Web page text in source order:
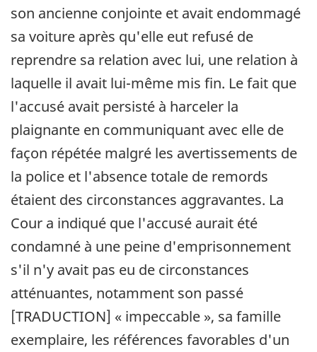
son ancienne conjointe et avait endommagé
sa voiture après qu'elle eut refusé de
reprendre sa relation avec lui, une relation à
laquelle il avait lui-même mis fin. Le fait que
l'accusé avait persisté à harceler la
plaignante en communiquant avec elle de
façon répétée malgré les avertissements de
la police et l'absence totale de remords
étaient des circonstances aggravantes. La
Cour a indiqué que l'accusé aurait été
condamné à une peine d'emprisonnement
s'il n'y avait pas eu de circonstances
atténuantes, notamment son passé
[TRADUCTION] « impeccable », sa famille
exemplaire, les références favorables d'un